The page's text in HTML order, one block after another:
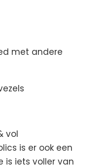
met andere
vol
is er ook een
is iets voller van